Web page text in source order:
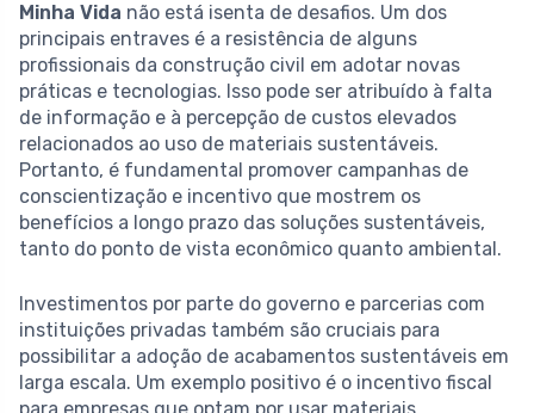
Minha Vida não está isenta de desafios. Um dos
principais entraves é a resistência de alguns
profissionais da construção civil em adotar novas
práticas e tecnologias. Isso pode ser atribuído à falta
de informação e à percepção de custos elevados
relacionados ao uso de materiais sustentáveis.
Portanto, é fundamental promover campanhas de
conscientização e incentivo que mostrem os
benefícios a longo prazo das soluções sustentáveis,
tanto do ponto de vista econômico quanto ambiental.
Investimentos por parte do governo e parcerias com
instituições privadas também são cruciais para
possibilitar a adoção de acabamentos sustentáveis em
larga escala. Um exemplo positivo é o incentivo fiscal